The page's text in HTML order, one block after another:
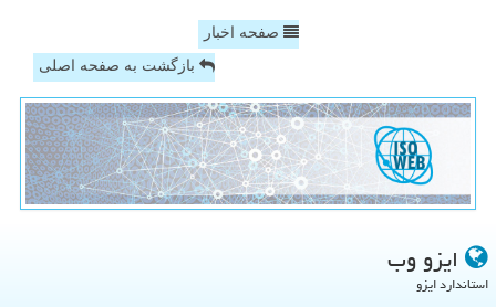
صفحه اخبار
بازگشت به صفحه اصلی
ایزو وب
استاندارد ایزو